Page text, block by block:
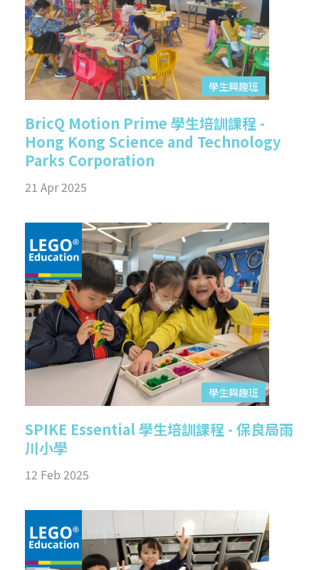
學生興趣班
BricQ Motion Prime 學生培訓課程 -
Hong Kong Science and Technology
Parks Corporation
21 Apr 2025
學生興趣班
SPIKE Essential 學生培訓課程 - 保良局雨
川小學
12 Feb 2025